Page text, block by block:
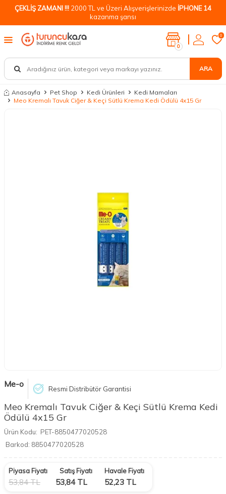
ÇEKLİŞ ZAMANI !!! 2000 TL ve Üzeri Alışverişlerinizde İPHONE 14
kazanma şansı
ARA
0
0
Anasayfa Pet Shop Kedi Ürünleri
Kedi Mamaları
Meo Kremalı Tavuk Ciğer & Keçi Sütlü Krema Kedi Ödülü 4x15 Gr
Me-o Resmi Distribütör Garantisi
Meo Kremalı Tavuk Ciğer & Keçi Sütlü Krema Kedi
Ödülü 4x15 Gr
Ürün Kodu: PET-8850477020528
Barkod: 8850477020528
Piyasa Fiyatı
53,84TL
Satış Fiyatı
53,84TL
Havale Fiyatı
52,23 TL